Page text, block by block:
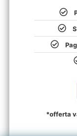
*offerta